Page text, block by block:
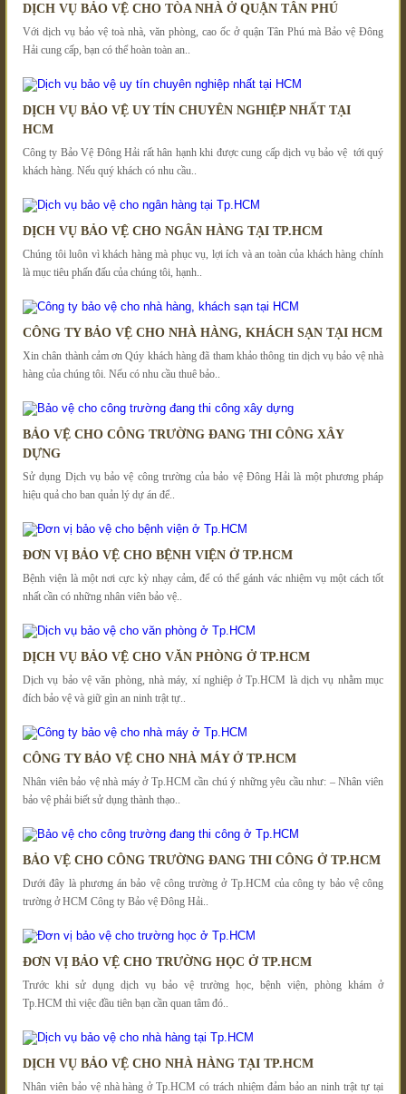
DỊCH VỤ BẢO VỆ CHO TÒA NHÀ Ở QUẬN TÂN PHÚ
Với dịch vụ bảo vệ toà nhà, văn phòng, cao ốc ở quận Tân Phú mà Bảo vệ Đông
Hải cung cấp, bạn có thể hoàn toàn an..
DỊCH VỤ BẢO VỆ UY TÍN CHUYÊN NGHIỆP NHẤT TẠI
HCM
Công ty Bảo Vệ Đông Hải rất hân hạnh khi được cung cấp dịch vụ bảo vệ tới quý
khách hàng. Nếu quý khách có nhu cầu..
DỊCH VỤ BẢO VỆ CHO NGÂN HÀNG TẠI TP.HCM
Chúng tôi luôn vì khách hàng mà phục vụ, lợi ích và an toàn của khách hàng chính
là mục tiêu phấn đấu của chúng tôi, hạnh..
CÔNG TY BẢO VỆ CHO NHÀ HÀNG, KHÁCH SẠN TẠI HCM
Xin chân thành cảm ơn Qúy khách hàng đã tham khảo thông tin dịch vụ bảo vệ nhà
hàng của chúng tôi. Nếu có nhu cầu thuê bảo..
BẢO VỆ CHO CÔNG TRƯỜNG ĐANG THI CÔNG XÂY
DỰNG
Sử dụng Dịch vụ bảo vệ công trường của bảo vệ Đông Hải là một phương pháp
hiệu quả cho ban quản lý dự án để..
ĐƠN VỊ BẢO VỆ CHO BỆNH VIỆN Ở TP.HCM
Bệnh viện là một nơi cực kỳ nhạy cảm, để có thể gánh vác nhiệm vụ một cách tốt
nhất cần có những nhân viên bảo vệ..
DỊCH VỤ BẢO VỆ CHO VĂN PHÒNG Ở TP.HCM
Dịch vụ bảo vệ văn phòng, nhà máy, xí nghiệp ở Tp.HCM là dịch vụ nhằm mục
đích bảo vệ và giữ gìn an ninh trật tự..
CÔNG TY BẢO VỆ CHO NHÀ MÁY Ở TP.HCM
Nhân viên bảo vệ nhà máy ở Tp.HCM cần chú ý những yêu cầu như: – Nhân viên
bảo vệ phải biết sử dụng thành thạo..
BẢO VỆ CHO CÔNG TRƯỜNG ĐANG THI CÔNG Ở TP.HCM
Dưới đây là phương án bảo vệ công trường ở Tp.HCM của công ty bảo vệ công
trường ở HCM Công ty Bảo vệ Đông Hải..
ĐƠN VỊ BẢO VỆ CHO TRƯỜNG HỌC Ở TP.HCM
Trước khi sử dụng dịch vụ bảo vệ trường học, bệnh viện, phòng khám ở
Tp.HCM thì việc đầu tiên bạn cần quan tâm đó..
DỊCH VỤ BẢO VỆ CHO NHÀ HÀNG TẠI TP.HCM
Nhân viên bảo vệ nhà hàng ở Tp.HCM có trách nhiệm đảm bảo an ninh trật tự tại